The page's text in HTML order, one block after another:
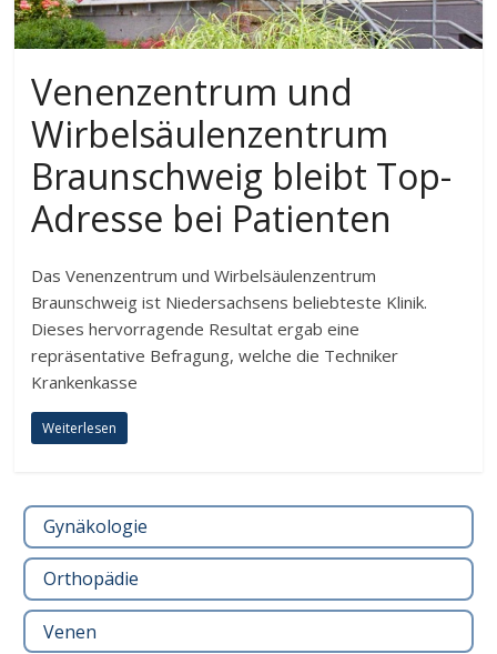
Venenzentrum und
Wirbelsäulenzentrum
Braunschweig bleibt Top-
Adresse bei Patienten
Das Venenzentrum und Wirbelsäulenzentrum
Braunschweig ist Niedersachsens beliebteste Klinik.
Dieses hervorragende Resultat ergab eine
repräsentative Befragung, welche die Techniker
Krankenkasse
Weiterlesen
Gynäkologie
Orthopädie
Venen